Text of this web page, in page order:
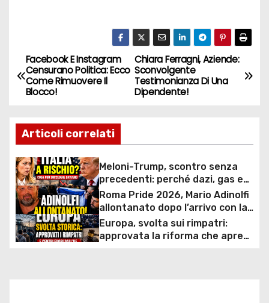
N
a
i
g
a
z
i
Chiara Ferragni, Aziende:
Sconvolgente
Testimonianza Di Una
Dipendente!
Facebook E Instagram
Censurano Politica: Ecco
Come Rimuovere Il
Blocco!
Articoli correlati
Meloni-Trump, scontro senza
precedenti: perché dazi, gas e
rapporti diplomatici possono
costare caro all’Italia
Roma Pride 2026, Mario Adinolfi
allontanato dopo l’arrivo con la
bandiera di Israele: scontro
politico e polemiche sui diritti
Europa, svolta sui rimpatri:
approvata la riforma che apre